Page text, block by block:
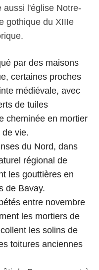
aussi l'église Notre-
gothique du XIIIe
par des maisons
certaines proches
médiévale, avec
de tuiles
cheminée en mortier
vie.
du Nord, dans
régional de
les gouttières en
de Bavay.
entre novembre
les mortiers de
les solins de
toitures anciennes